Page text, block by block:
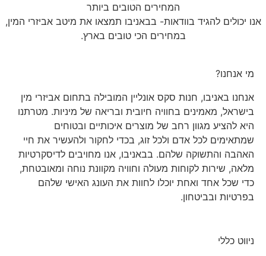
המחירים הטובים ביותר
אנו יכולים להגיד בוודאות- בבאניבו תמצאו את מיטב אביזרי המין,
במחירים הכי טובים בארץ.
מי אנחנו?
אנחנו באניבו, חנות סקס אונליין המובילה בתחום אביזרי מין
בישראל, מאמינים בחוויה חיובית ובריאה של מיניות. מטרתנו
היא להציע מגוון רחב של מוצרים איכותיים ובטוחים
שמתאימים לכל אדם ולכל זוג, בכדי לחקור ולהעשיר את חיי
האהבה והתשוקה שלהם. בבאניבו, אנו מחויבים לדיסקרטיות
מלאה, שירות לקוחות מעולה וחוויה מקוונת נוחה ומאובטחת,
כדי שכל אחד ואחת יוכלו לחוות את העונג האישי שלהם
בפרטיות ובביטחון.
ניווט כללי